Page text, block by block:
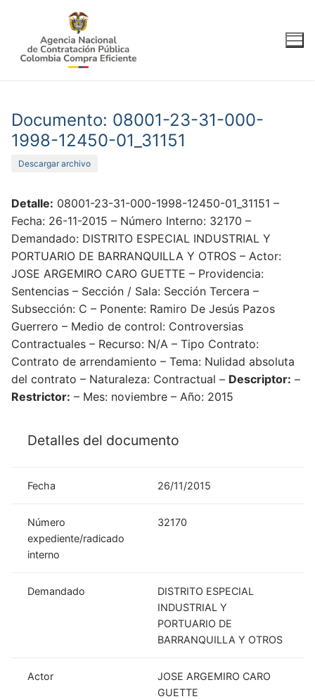
contenido
Documento: 08001-23-31-000-
1998-12450-01_31151
Descargar archivo
Detalle: 08001-23-31-000-1998-12450-01_31151 –
Fecha: 26-11-2015 – Número Interno: 32170 –
Demandado: DISTRITO ESPECIAL INDUSTRIAL Y
PORTUARIO DE BARRANQUILLA Y OTROS – Actor:
JOSE ARGEMIRO CARO GUETTE – Providencia:
Sentencias – Sección / Sala: Sección Tercera –
Subsección: C – Ponente: Ramiro De Jesús Pazos
Guerrero – Medio de control: Controversias
Contractuales – Recurso: N/A – Tipo Contrato:
Contrato de arrendamiento – Tema: Nulidad absoluta
del contrato – Naturaleza: Contractual – Descriptor: –
Restrictor: – Mes: noviembre – Año: 2015
Detalles del documento
Fecha 26/11/2015
Número
expediente/radicado
interno
32170
Demandado
DISTRITO ESPECIAL
INDUSTRIAL Y
PORTUARIO DE
BARRANQUILLA Y OTROS
Actor
JOSE ARGEMIRO CARO
GUETTE